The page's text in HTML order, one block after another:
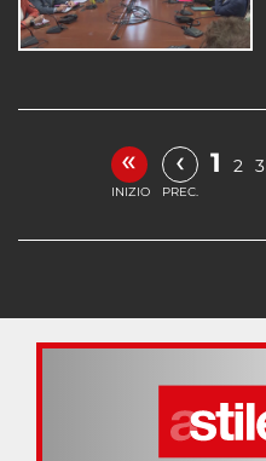
«
INIZIO
‹
PREC.
1 2 3